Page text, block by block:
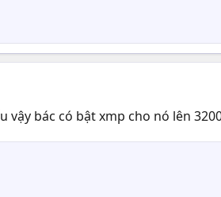
bác có bật xmp cho nó lên